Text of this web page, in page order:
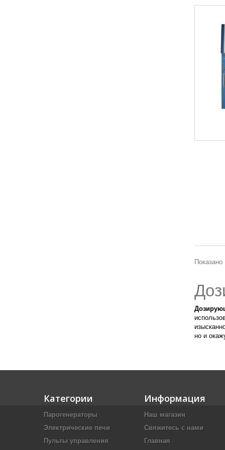
но и
Категории
Парогенераторы
Электрические печи
Пульты управления
Информация
Наш магазин
Свяжитесь с нами
Главная